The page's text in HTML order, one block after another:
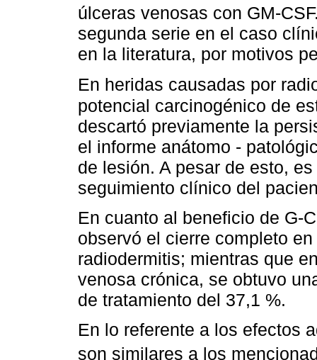
úlceras venosas con GM-
segunda serie en el caso
en la literatura, por motivos
En heridas causadas por
potencial carcinogénico de
descartó previamente la
el informe anátomo -
de lesión. A pesar de esto,
seguimiento clínico del
En cuanto al beneficio de G-
observó el cierre completo
radiodermitis; mientras que
venosa crónica, se obtuvo
de tratamiento del 37,1 %.
En lo referente a los efectos
son similares a los